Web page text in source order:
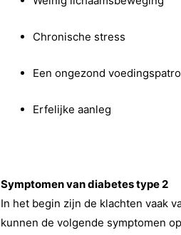
Chronische stress
Een ongezond
Erfelijke aanleg
Symptomen van diabetes type 2
In het begin zijn de klachten vaak
kunnen de volgende symptomen